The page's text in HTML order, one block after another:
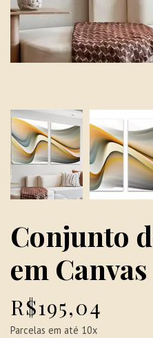
Conjunto
em
R$195,04
Parcelas em até 10x